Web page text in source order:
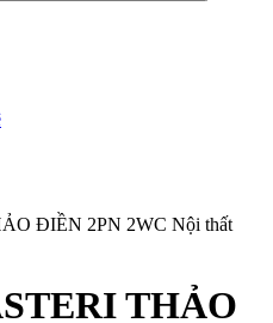
ĐIỀN 2PN 2WC Nội thất
THẢO